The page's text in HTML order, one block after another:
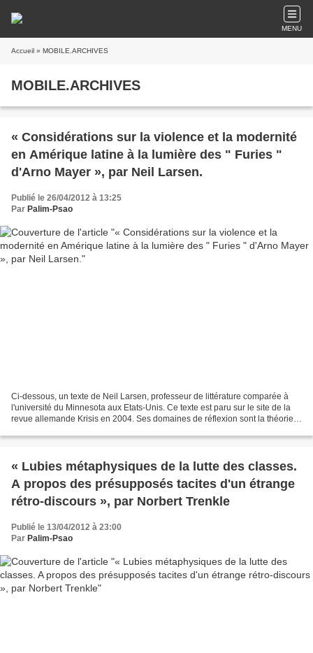
MENU
Accueil » MOBILE.ARCHIVES
MOBILE.ARCHIVES
« Considérations sur la violence et la modernité
en Amérique latine à la lumière des " Furies "
d'Arno Mayer », par Neil Larsen.
Publié le 26/04/2012 à 13:25
Par Palim-Psao
Ci-dessous, un texte de Neil Larsen, professeur de littérature comparée à
l'université du Minnesota aux Etats-Unis. Ce texte est paru sur le site de la
revue allemande Krisis en 2004. Ses domaines de réflexion sont la théorie
« Lubies métaphysiques de la lutte des classes.
A propos des présupposés tacites d'un étrange
rétro-discours », par Norbert Trenkle
Publié le 13/04/2012 à 23:00
Par Palim-Psao